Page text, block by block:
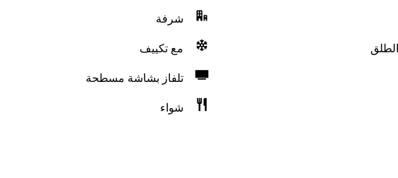
شرفة
مع تكييف
تلفاز بشاشة مسطحة
شواء